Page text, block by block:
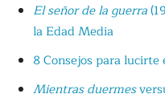
El señor de la guerra
la Edad Media
8 Consejos para
Mientras duermes